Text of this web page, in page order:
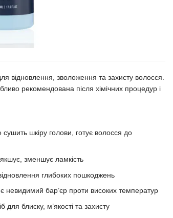
відновлення, зволоження та захисту волосся.
рекомендована після хімічних процедур і
шкіру голови, готує волосся до
зменшує ламкість
глибоких пошкоджень
невидимий бар’єр проти високих температур
для блиску, м’якості та захисту